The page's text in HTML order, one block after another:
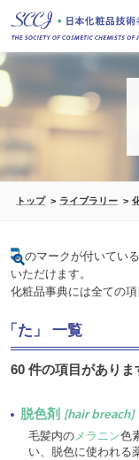
トップ ライブラリー
のマークが付いてい
いただけます。
化粧品事典には全ての
「た」 一覧
60 件の項目があり
脱色剤 [hair breach]
毛髪内のメラニン色
い、脱色に使われる